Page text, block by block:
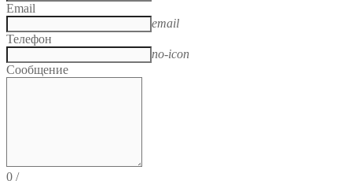
Email
email
Телефон
no-icon
Сообщение
0 /